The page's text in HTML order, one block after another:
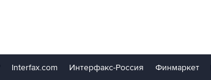
Interfax.com Интерфакс-Россия Финмаркет